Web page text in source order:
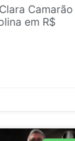
Camarão
em R$